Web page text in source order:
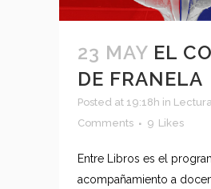
23 MAY EL
DE FRANELA
Posted at 19:18h in Lectura
Comments
9 Likes
Entre Libros es el
acompañamiento a